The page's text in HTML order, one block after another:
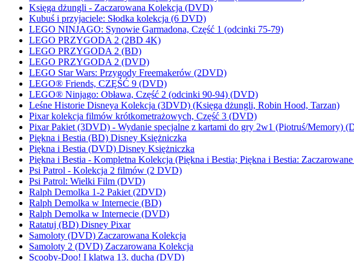
Księga dżungli - Zaczarowana Kolekcja (DVD)
Kubuś i przyjaciele: Słodka kolekcja (6 DVD)
LEGO NINJAGO: Synowie Garmadona, Część 1 (odcinki 75-79)
LEGO PRZYGODA 2 (2BD 4K)
LEGO PRZYGODA 2 (BD)
LEGO PRZYGODA 2 (DVD)
LEGO Star Wars: Przygody Freemakerów (2DVD)
LEGO® Friends, CZĘŚĆ 9 (DVD)
LEGO® Ninjago: Obława, Część 2 (odcinki 90-94) (DVD)
Leśne Historie Disneya Kolekcja (3DVD) (Księga dżungli, Robin Hood, Tarzan)
Pixar kolekcja filmów krótkometrażowych, Część 3 (DVD)
Pixar Pakiet (3DVD) - Wydanie specjalne z kartami do gry 2w1 (Piotruś/Memory)
Piękna i Bestia (BD) Disney Księżniczka
Piękna i Bestia (DVD) Disney Księżniczka
Piękna i Bestia - Kompletna Kolekcja (Piękna i Bestia; Piękna i Bestia:
Psi Patrol - Kolekcja 2 filmów (2 DVD)
Psi Patrol: Wielki Film (DVD)
Ralph Demolka 1-2 Pakiet (2DVD)
Ralph Demolka w Internecie (BD)
Ralph Demolka w Internecie (DVD)
Ratatuj (BD) Disney Pixar
Samoloty (DVD) Zaczarowana Kolekcja
Samoloty 2 (DVD) Zaczarowana Kolekcja
Scooby-Doo! I klątwa 13. ducha (DVD)